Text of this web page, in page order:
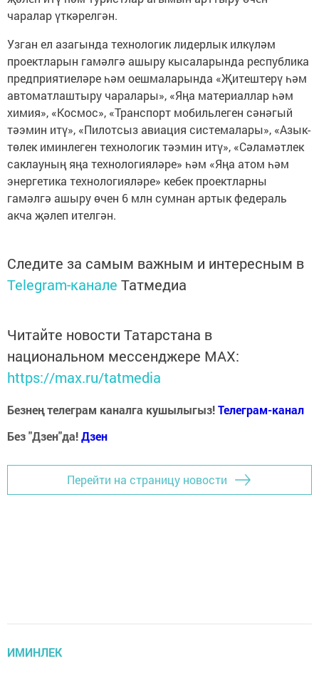
чаралар үткәрелгән.
Узган ел азагында технологик лидерлык илкүләм
проектларын гамәлгә ашыру кысаларында республика
предприятиеләре һәм оешмаларында «Җитештерү һәм
автоматлаштыру чаралары», «Яңа материаллар һәм
химия», «Космос», «Транспорт мобильлеген сәнәгый
тәэмин итү», «Пилотсыз авиация системалары», «Азык-
төлек иминлеген технологик тәэмин итү», «Сәламәтлек
саклауның яңа технологияләре» һәм «Яңа атом һәм
энергетика технологияләре» кебек проектларны
гамәлгә ашыру өчен 6 млн сумнан артык федераль
акча җәлеп ителгән.
Следите за самым важным и интересным в
Telegram-канале Татмедиа
Читайте новости Татарстана в
национальном мессенджере MАХ:
https://max.ru/tatmedia
Безнең телеграм каналга кушылыгыз!Телеграм-канал
Без "Дзен"да!Дзен
Перейти на страницу новости
ИМИНЛЕК